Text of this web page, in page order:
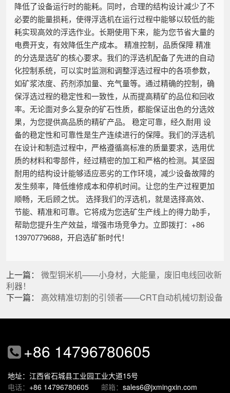
降低了设备运行时的能耗。同时，合理的结构设计减少了不
必要的能量损耗，使得浮选机在运行过程中能够以较低的能
耗实现高效的浮选作业。长期使用下来，能为您节省大量的
电费开支，有效降低生产成本。 精准控制，品质保障 精准
的分选是选矿的核心要求。我们的浮选机配备了先进的自动
化控制系统，可以实时监测和调整浮选过程中的各项参数，
如矿浆浓度、药剂添加量、充气量等。通过精确的控制，确
保浮选过程的稳定性和一致性，从而提高精矿的品位和回收
率。无论面对多么复杂的矿石性质，都能保证出色的分选效
果，为您提供高品质的精矿产品。 稳定可靠，经久耐用 设
备的稳定性和可靠性是生产连续进行的保障。我们的浮选机
在设计和制造过程中，严格遵循高标准的质量要求，选用优
质的材料和零部件，经过精密的加工和严格的检测。其坚固
耐用的结构设计能够适应恶劣的工作环境，减少设备故障的
发生频率，降低维修成本和停机时间。让您的生产过程更加
顺畅，无后顾之忧。 选择我们的浮选机，就是选择高效、
节能、精准和可靠。它将成为您选矿生产线上的得力助手，
帮助您提升生产效益，增强市场竞争力。立即拨打：+86
13970779688，开启选矿新时代！
上一篇： 微型铜米机——小身材，大能量，废旧电线回收新
利器！
下一篇： 高效精准切割的引领者——CRT自动机械切割设备
+86 14796780605
地址：江西省石城县工业园工业大道15号
电话： +86 14796780605 邮箱： sales6@jxmingxin.com